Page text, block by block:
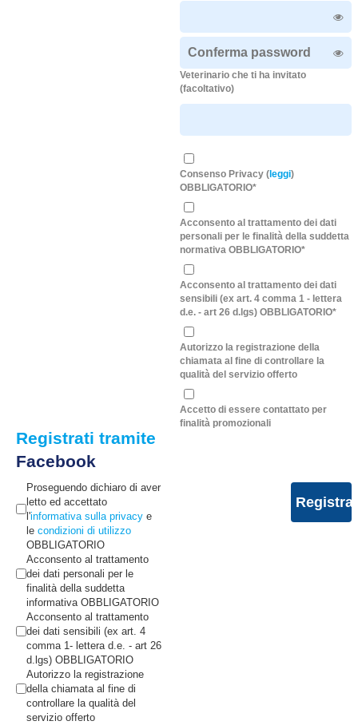
Veterinario che ti ha invitato
(facoltativo)
Consenso Privacy (leggi)
OBBLIGATORIO*
Acconsento al trattamento dei dati
personali per le finalità della suddetta
normativa OBBLIGATORIO*
Acconsento al trattamento dei dati
sensibili (ex art. 4 comma 1 - lettera
d.e. - art 26 d.lgs) OBBLIGATORIO*
Autorizzo la registrazione della
chiamata al fine di controllare la
qualità del servizio offerto
Accetto di essere contattato per
finalità promozionali
Registrati tramite
Facebook
Proseguendo dichiaro di aver
letto ed accettato
l'informativa sulla privacy e
le condizioni di utilizzo
OBBLIGATORIO
Acconsento al trattamento
dei dati personali per le
finalità della suddetta
informativa OBBLIGATORIO
Acconsento al trattamento
dei dati sensibili (ex art. 4
comma 1- lettera d.e. - art 26
d.lgs) OBBLIGATORIO
Autorizzo la registrazione
della chiamata al fine di
controllare la qualità del
servizio offerto